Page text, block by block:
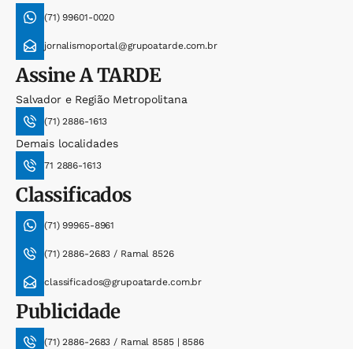
(71) 99601-0020
jornalismoportal@grupoatarde.com.br
AssineA TARDE
Salvador e Região Metropolitana
(71) 2886-1613
Demais localidades
71 2886-1613
Classificados
(71) 99965-8961
(71) 2886-2683 / Ramal 8526
classificados@grupoatarde.com.br
Publicidade
(71) 2886-2683 / Ramal 8585 | 8586